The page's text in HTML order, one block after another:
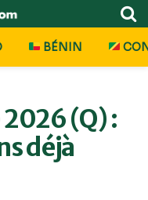
BÉNIN
(Q) :
déjà